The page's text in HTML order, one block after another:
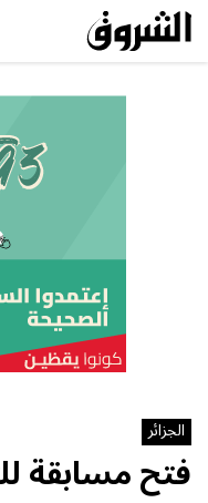
الجزائر
فتح مسابقة